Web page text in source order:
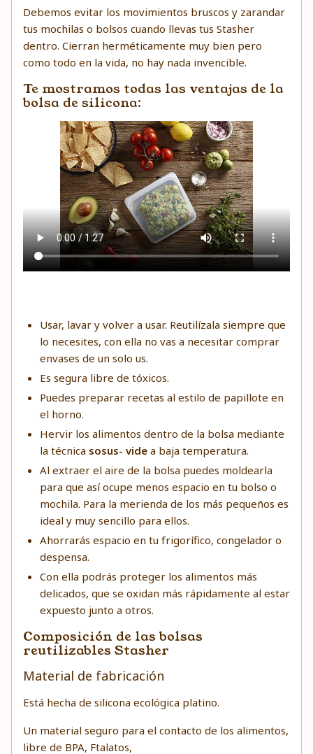
Debemos evitar los movimientos bruscos y zarandar
tus mochilas o bolsos cuando llevas tus Stasher
dentro. Cierran herméticamente muy bien pero
como todo en la vida, no hay nada invencible.
Te mostramos todas las ventajas de la
bolsa de silicona:
Usar, lavar y volver a usar. Reutilízala siempre que
lo necesites, con ella no vas a necesitar comprar
envases de un solo us.
Es segura libre de tóxicos.
Puedes preparar recetas al estilo de papillote en
el horno.
Hervir los alimentos dentro de la bolsa mediante
la técnica sosus- vide a baja temperatura.
Al extraer el aire de la bolsa puedes moldearla
para que así ocupe menos espacio en tu bolso o
mochila. Para la merienda de los más pequeños es
ideal y muy sencillo para ellos.
Ahorrarás espacio en tu frigorífico, congelador o
despensa.
Con ella podrás proteger los alimentos más
delicados, que se oxidan más rápidamente al estar
expuesto junto a otros.
Composición de las bolsas
reutilizables Stasher
Material de fabricación
Está hecha de silicona ecológica platino.
Un material seguro para el contacto de los alimentos,
libre de BPA, Ftalatos,